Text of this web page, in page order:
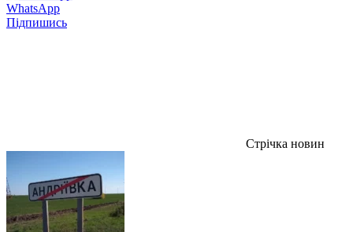
WhatsApp
Підпишись
Стрічка новин